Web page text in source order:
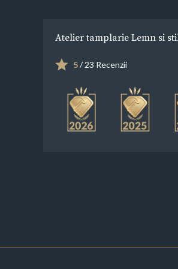
Atelier tamplarie Lemn si
5/ 23 Recenzii